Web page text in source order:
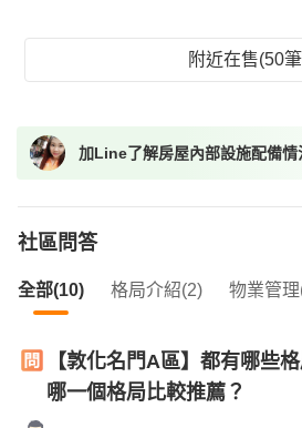
我想找配備瓦斯爐的物件
我想找具垃圾處理的物件
我想找近捷運的物件
附近在售(50
加Line了解房屋內部設施配備情
社區問答
全部(10) 格局介紹(2) 物業管
【敦化名門A區】都有哪些
哪一個格局比較推薦？